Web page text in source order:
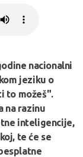
nacionalni
jeziku o
to možeš".
na razinu
inteligencije,
te će se